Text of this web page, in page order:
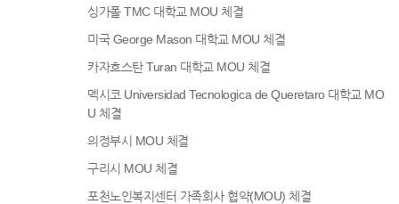
싱가폴 TMC 대학교 MOU 체결
미국 George Mason 대학교 MOU 체결
카자흐스탄 Turan 대학교 MOU 체결
멕시코 Universidad Tecnologica de Queretaro 대학교 MO
U 체결
의정부시 MOU 체결
구리시 MOU 체결
포천노인복지센터 가족회사 협약(MOU) 체결